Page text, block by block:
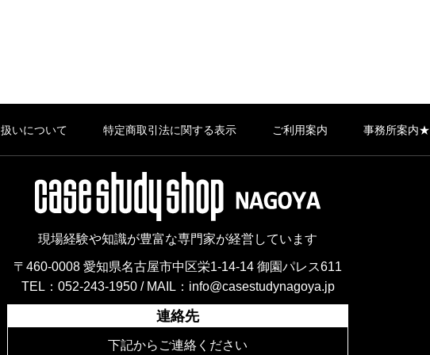
いについて 特定商取引法に関する表示 ご利用案内 事務所案内★
現場経験や知識が豊富な専門家が経営しています
〒460-0008 愛知県名古屋市中区栄1-14-14 御園パレス611
TEL：052-243-1950 / MAIL：info@casestudynagoya.jp
連絡先
下記からご連絡ください